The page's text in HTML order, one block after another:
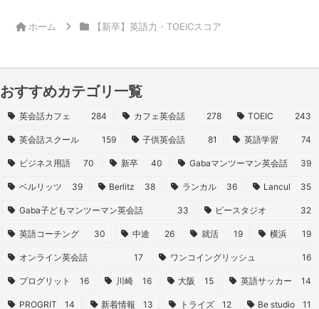
ホーム 【新卒】英語力・TOEICスコア
おすすめカテゴリ一覧
英会話カフェ 284 カフェ英会話 278 TOEIC 243
英会話スクール 159 子供英会話 81 英語学習 74
ビジネス用語 70 新卒 40 Gabaマンツーマン英会話 39
ベルリッツ 39 Berlitz 38 ランカル 36 Lancul 35
Gaba子どもマンツーマン英会話 33 ビースタジオ 32
英語コーチング 30 中途 26 就活 19 横浜 19
オンライン英会話 17 ワンコイングリッシュ 16
プログリット 16 川崎 16 大阪 15 英語サッカー 14
PROGRIT 14 新着情報 13 トライズ 12 Be studio 11